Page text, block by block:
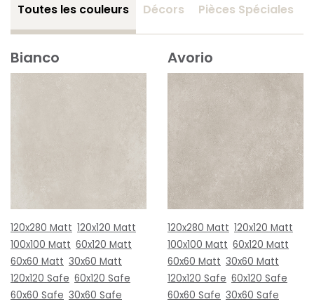
Toutes les couleurs Décors Pièces Spéciales
Bianco
120x280 Matt 120x120 Matt
100x100 Matt 60x120 Matt
60x60 Matt 30x60 Matt
120x120 Safe 60x120 Safe
60x60 Safe 30x60 Safe
Avorio
120x280 Matt 120x120 Matt
100x100 Matt 60x120 Matt
60x60 Matt 30x60 Matt
120x120 Safe 60x120 Safe
60x60 Safe 30x60 Safe